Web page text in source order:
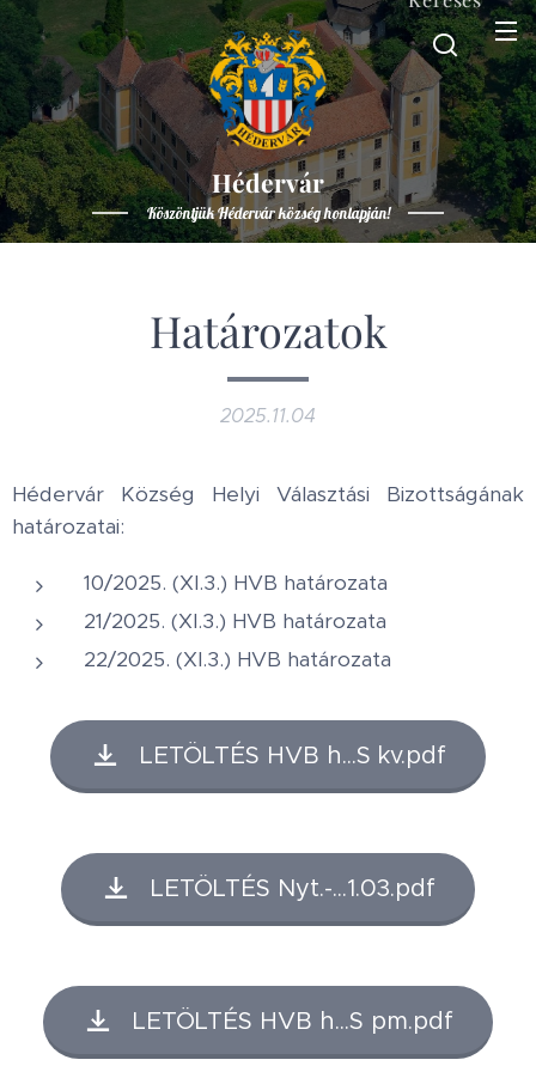
Hédervár
Köszöntjük Hédervár község honlapján!
Határozatok
2025.11.04
Hédervár Község Helyi Választási Bizottságának
határozatai:
10/2025. (XI.3.) HVB határozata
21/2025. (XI.3.) HVB határozata
22/2025. (XI.3.) HVB határozata
LETÖLTÉS HVB h...S kv.pdf
LETÖLTÉS Nyt.-...1.03.pdf
LETÖLTÉS HVB h...S pm.pdf